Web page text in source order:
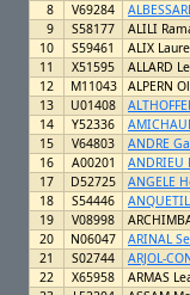
8
V69284
9
S58177 ALILI
10
S59461 ALIX
11
X51595 ALLARD
12
M11043 ALPERN
13
U01408
14
Y52336
15
V64803 ANDRE
16
A00201 ANDRIEU
17
D52725 ANGELE
18
S54446
19
V08998
20
N06047 ARINAL
21
S02744 ARJOL-
22
X65958 ARMAS